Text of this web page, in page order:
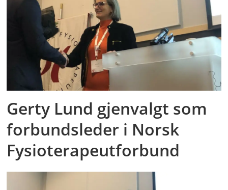
Gerty Lund gjenvalgt som
forbundsleder i Norsk
Fysioterapeutforbund